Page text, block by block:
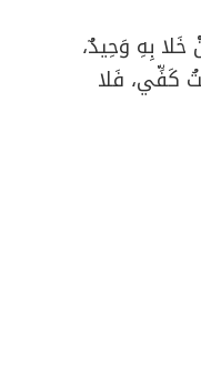
بِهِ وَحِيدٌ،
كَفِّي، فَلا